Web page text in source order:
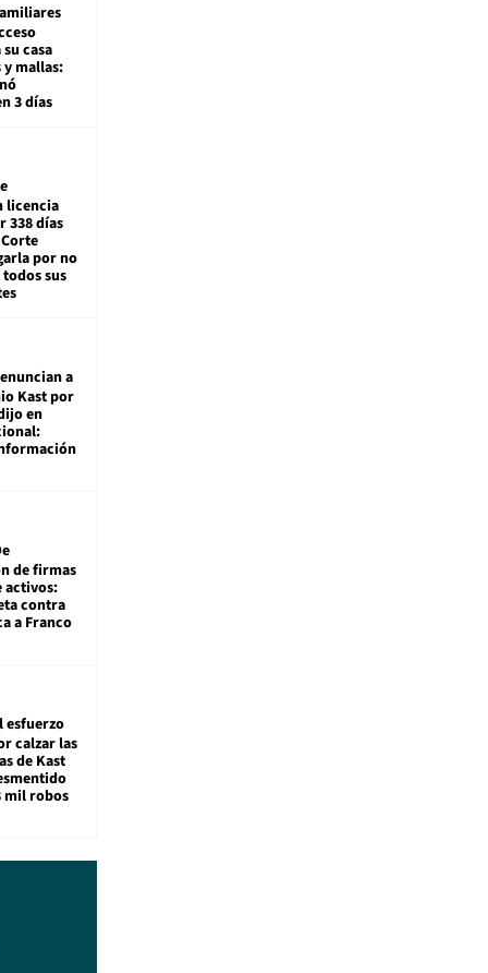
casa
mallas:
3 días
licencia
338 días
por no
sus
a
Kast por
en
de firmas
activos:
contra
a Franco
esfuerzo
calzar las
de Kast
mil robos